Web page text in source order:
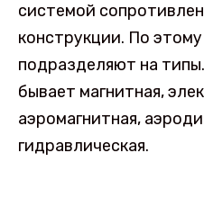
системой
конструкции. По
подразделяют на
бывает магнитная,
аэромагнитная,
гидравлическая.